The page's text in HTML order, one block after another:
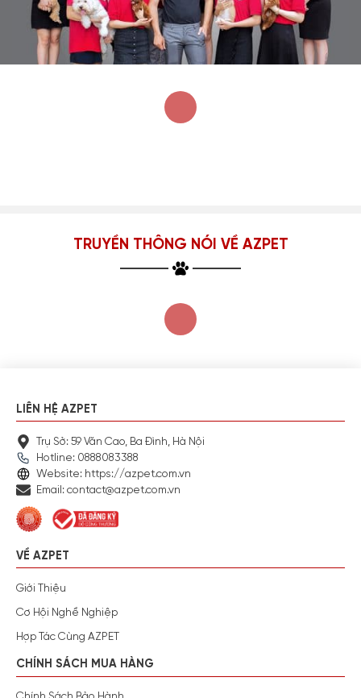
TRUYỀN THÔNG NÓI VỀ AZPET
LIÊN HỆ AZPET
Trụ Sở: 59 Văn Cao, Ba Đình, Hà Nội
Hotline: 0888083388
Website: https://azpet.com.vn
Email: contact@azpet.com.vn
VỀ AZPET
Giới Thiệu
Cơ Hội Nghề Nghiệp
Hợp Tác Cùng AZPET
CHÍNH SÁCH MUA HÀNG